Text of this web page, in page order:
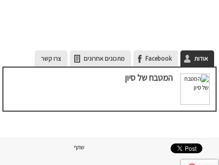
אודות Facebook מתכונים אחרונים צרו קשר
המטבח של סיון
שתף